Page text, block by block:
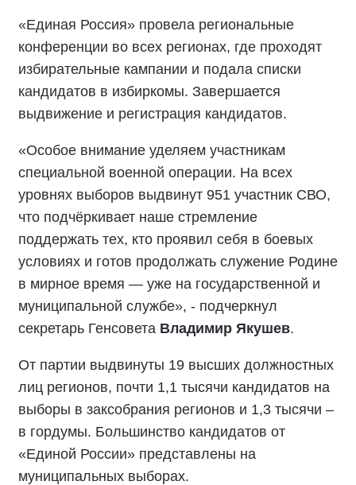
«Единая Россия» провела региональные
конференции во всех регионах, где проходят
избирательные кампании и подала списки
кандидатов в избиркомы. Завершается
выдвижение и регистрация кандидатов.
«Особое внимание уделяем участникам
специальной военной операции. На всех
уровнях выборов выдвинут 951 участник СВО,
что подчёркивает наше стремление
поддержать тех, кто проявил себя в боевых
условиях и готов продолжать служение Родине
в мирное время — уже на государственной и
муниципальной службе», - подчеркнул
секретарь Генсовета Владимир Якушев.
От партии выдвинуты 19 высших должностных
лиц регионов, почти 1,1 тысячи кандидатов на
выборы в заксобрания регионов и 1,3 тысячи –
в гордумы. Большинство кандидатов от
«Единой России» представлены на
муниципальных выборах.